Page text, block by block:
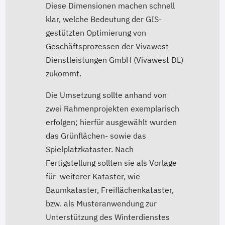
Diese Dimensionen machen schnell
klar, welche Bedeutung der GIS-
gestützten Optimierung von
Geschäftsprozessen der Vivawest
Dienstleistungen GmbH (Vivawest DL)
zukommt.
Die Umsetzung sollte anhand von
zwei Rahmenprojekten exemplarisch
erfolgen; hierfür ausgewählt wurden
das Grünflächen- sowie das
Spielplatzkataster. Nach
Fertigstellung sollten sie als Vorlage
für weiterer Kataster, wie
Baumkataster, Freiflächenkataster,
bzw. als Musteranwendung zur
Unterstützung des Winterdienstes